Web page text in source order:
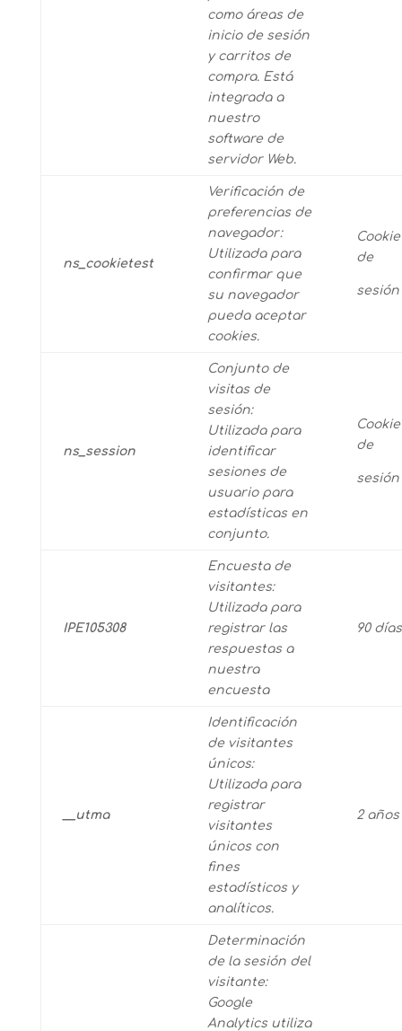
como áreas de
inicio de sesión
y carritos de
compra. Está
integrada a
nuestro
software de
servidor Web.
ns_cookietest
Verificación de
preferencias de
navegador:
Utilizada para
confirmar que
su navegador
pueda aceptar
cookies.
Cookie
de
sesión
ns_session
Conjunto de
visitas de
sesión:
Utilizada para
identificar
sesiones de
usuario para
estadísticas en
conjunto.
Cookie
de
sesión
IPE105308
Encuesta de
visitantes:
Utilizada para
registrar las
respuestas a
nuestra
encuesta
90 días
__utma
Identificación
de visitantes
únicos:
Utilizada para
registrar
visitantes
únicos con
fines
estadísticos y
analíticos.
2 años
Determinación
de la sesión del
visitante:
Google
Analytics utiliza